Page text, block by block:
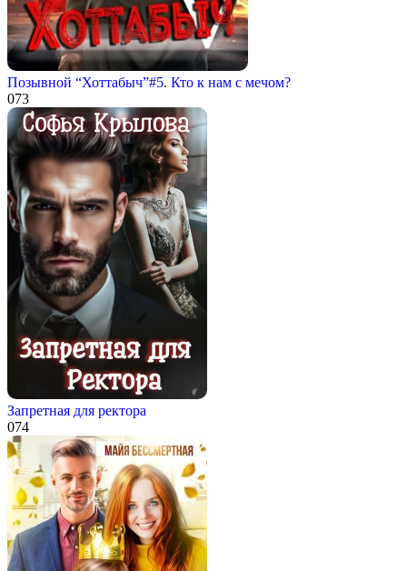
Позывной “Хоттабыч”#5. Кто к нам с мечом?
073
Запретная для ректора
074